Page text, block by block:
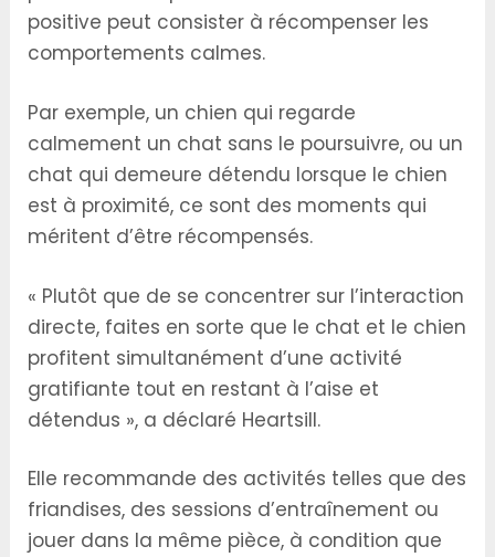
positive peut consister à récompenser les
comportements calmes.
Par exemple, un chien qui regarde
calmement un chat sans le poursuivre, ou un
chat qui demeure détendu lorsque le chien
est à proximité, ce sont des moments qui
méritent d’être récompensés.
« Plutôt que de se concentrer sur l’interaction
directe, faites en sorte que le chat et le chien
profitent simultanément d’une activité
gratifiante tout en restant à l’aise et
détendus », a déclaré Heartsill.
Elle recommande des activités telles que des
friandises, des sessions d’entraînement ou
jouer dans la même pièce, à condition que